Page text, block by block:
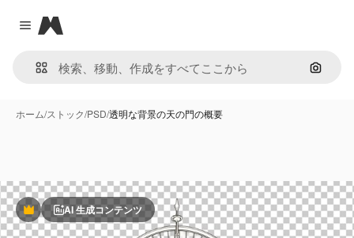
Close menu
Magnific
画像で
ホーム/ストック/PSD/透明な背景の天の門の概要
PremiumAI 生成コンテンツ